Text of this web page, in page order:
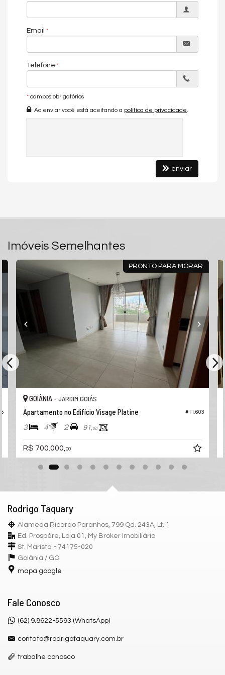
Sala de Jantar
Cozinha
Banheiro Social
Sala de TV
Vista Livre
Vista Panorâmica
Características do Empreendimento
Jardim Goiás
Email
Telefone
* campos obrigatórios
Ao enviar você está aceitando a política de privacidade
enviar
Imóveis Semelhantes
PRONTO PARA MORAR
#11.603
GOIÂNIA - JARDIM GOIÁS
Apartamento no Edifício Visage Platine
3 4 2 91,00
R$ 700.000, 00
Rodrigo Taquary
Alameda Ricardo Paranhos, 799 Qd. 243A, Lt. 1
Ed. Prospère, Loja 01, My Broker Imobiliária
St. Marista - 74175-020
Goiânia / GO
mapa google
Fale Conosco
(62) 9.8622-5593 (WhatsApp)
contato@rodrigotaquary.com.br
trabalhe conosco